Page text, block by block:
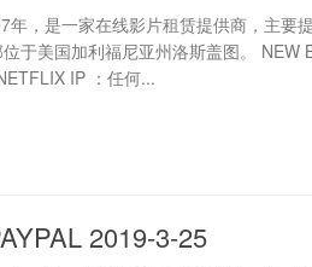
，是一家在线影片租赁提供商，主要
于美国加利福尼亚州洛斯盖图。 NEW
IP ：任何...
2019-3-25